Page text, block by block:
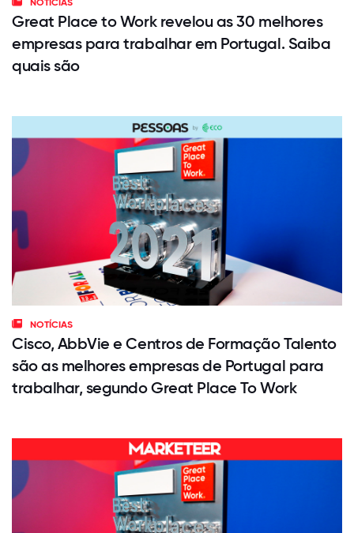
NOTÍCIAS
Great Place to Work revelou as 30 melhores
empresas para trabalhar em Portugal. Saiba
quais são
NOTÍCIAS
Cisco, AbbVie e Centros de Formação Talento
são as melhores empresas de Portugal para
trabalhar, segundo Great Place To Work